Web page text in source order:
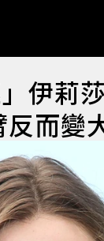
」伊莉
而變